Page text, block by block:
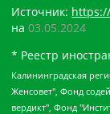
Источник:
на 03.05.2024
* Реестр
Калининградская региональная общественная организация "Экозащита!-Женсовет", Фонд содействия защите прав и свобод граждан "Общественный вердикт", Фонд "Институт Развития Свободы Информации", Частное учреждение "Информационное агентство МЕМО. РУ", Региональная общественная организация "Общественная комиссия по сохранению наследия академика Сахарова", Фонд поддержки свободы прессы, Санкт-Петербургская общественная правозащитная организация "Гражданский контроль", Межрегиональная общественная организация "Информационно-просветительский центр "Мемориал", Региональный Фонд "Центр Защиты Прав Средств Массовой Информации", с 05.12.2023 Фонд "Центр Защиты Прав Средств массовой информации", Региональная общественная благотворительная организация помощи беженцам и мигрантам "Гражданское содействие", Негосударственное образовательное учреждение дополнительного профессионального образования (повышение квалификации) специалистов "АКАДЕМИЯ ПО ПРАВАМ ЧЕЛОВЕКА", Свердловская региональная общественная организация "Сутяжник", Автономная некоммерческая организация "Центр независимых социологических исследований", Союз общественных объединений "Российский исследовательский центр по правам человека", Региональное общественное учреждение научно-информационный центр "МЕМОРИАЛ", Некоммерческая организация "Фонд защиты гласности", Автономная некоммерческая организация "Институт прав человека", Городская общественная организация "Екатеринбургское общество "МЕМОРИАЛ", Городская общественная организация "Рязанское историко-просветительское и правозащитное общество "Мемориал" (Рязанский Мемориал), Челябинский региональный орган общественной самодеятельности – женское общественное объединение "Женщины Евразии", Челябинский региональный орган общественной самодеятельности "Уральская правозащитная группа", Фонд содействия защите здоровья и социальной справедливости имени Андрея Рылькова, Автономная Некоммерческая Организация "Аналитический Центр Юрия Левады", Автономная некоммерческая организация социальной поддержки населения "Проект Апрель", Региональная общественная организация помощи женщинам и детям, находящимся в кризисной ситуации "Информационно-методический центр "Анна", Фонд содействия развитию массовых коммуникаций и правовому просвещению "Так-так-Так", Фонд содействия устойчивому развитию "Серебряная тайга", Свердловский региональный общественный фонд социальных проектов "Новое время", "Idel.Реалии", Кавказ.Реалии, Крым.Реалии, Телеканал Настоящее Время, Татаро-башкирская служба Радио Свобода (Azatliq Radiosi), Радио Свободная Европа/Радио Свобода (PCE/PC), "Сибирь.Реалии", "Фактограф", Благотворительный фонд помощи осужденным и их семьям, Автономная некоммерческая организация "Институт глобализации и социальных движений", Фонд "В защиту прав заключенных", Частное учреждение "Центр поддержки и содействия развитию средств массовой информации", Пензенский региональный общественный